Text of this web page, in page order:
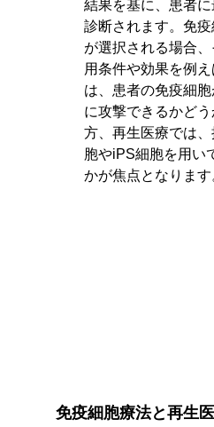
結果を基に、患者
診断されます。免
が選択される場合
用条件や効果を例
は、患者の免疫細
に攻撃できるかど
方、再生医療では
胞やiPS細胞を用い
かが焦点となります
免疫細胞療法と再生